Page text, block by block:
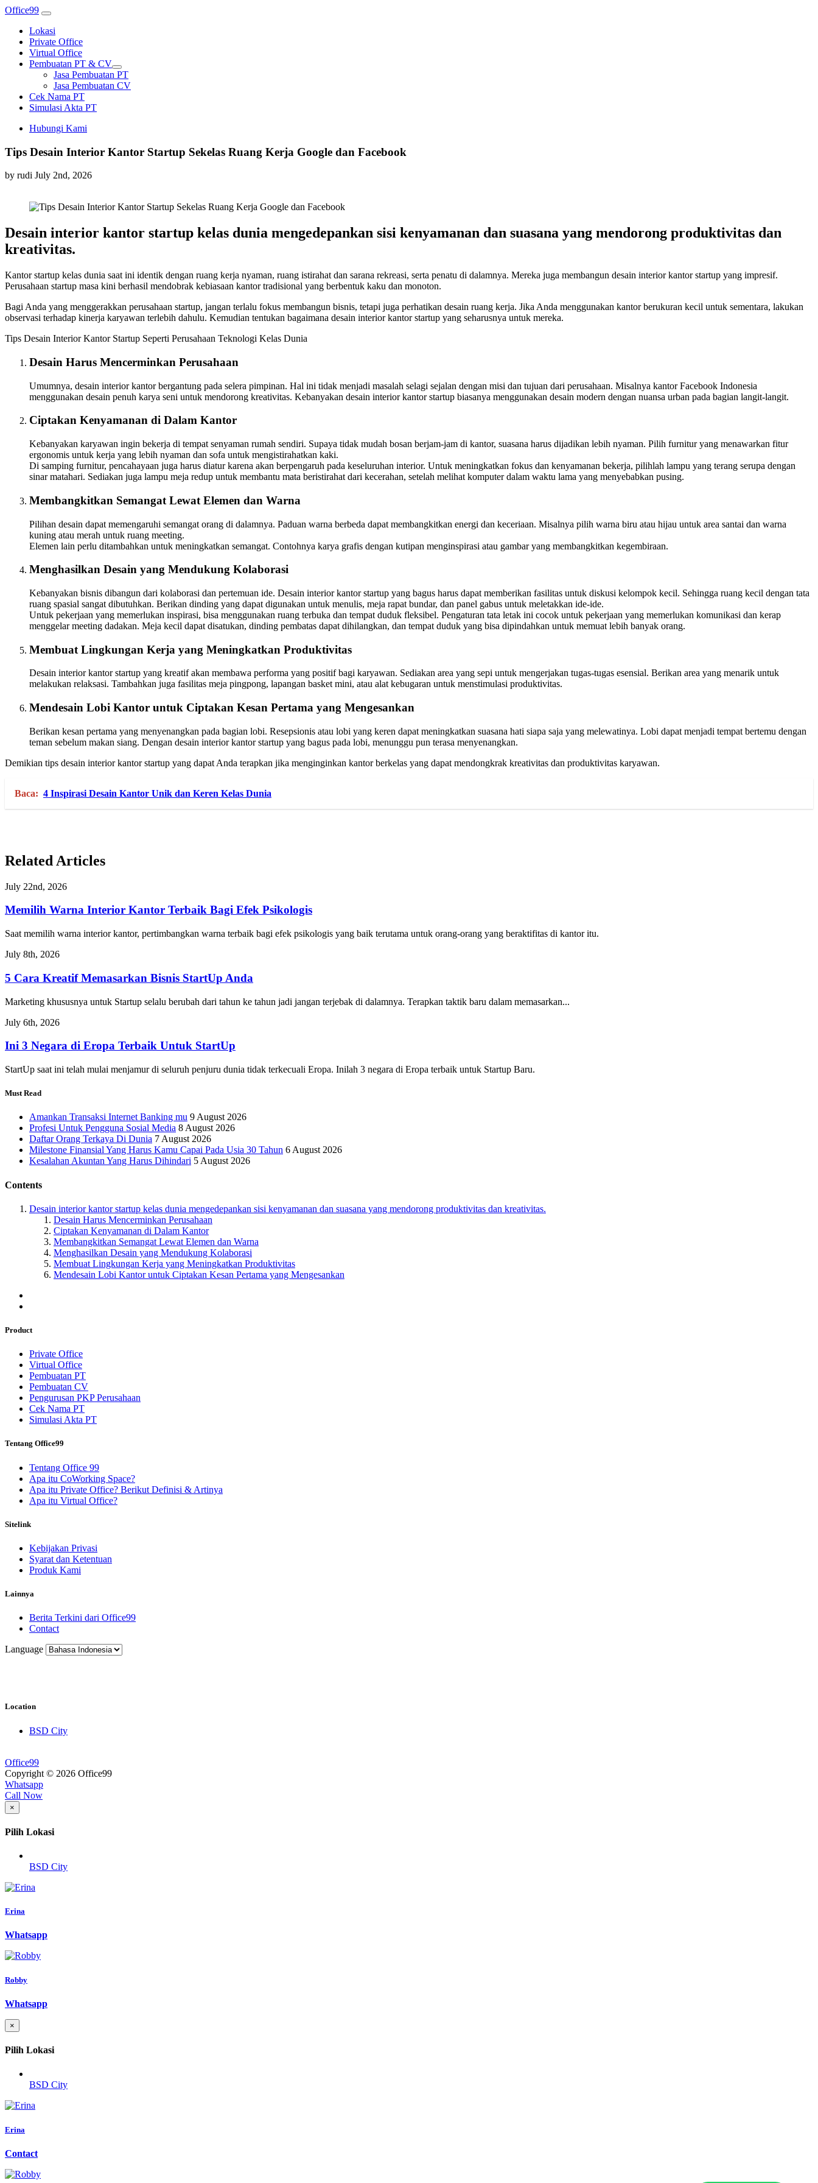
Office99
Lokasi
Private Office
Virtual Office
Pembuatan PT & CV
Jasa Pembuatan PT
Jasa Pembuatan CV
Cek Nama PT
Simulasi Akta PT
Hubungi Kami
Tips Desain Interior Kantor Startup Sekelas Ruang Kerja Google dan Facebook
by rudi July 2nd, 2026
Desain interior kantor startup kelas dunia mengedepankan sisi kenyamanan dan suasana yang mendorong produktivitas dan
kreativitas.
Kantor startup kelas dunia saat ini identik dengan ruang kerja nyaman, ruang istirahat dan sarana rekreasi, serta penatu di dalamnya. Mereka juga membangun desain interior kantor startup yang impresif.
Perusahaan startup masa kini berhasil mendobrak kebiasaan kantor tradisional yang berbentuk kaku dan monoton.
Bagi Anda yang menggerakkan perusahaan startup, jangan terlalu fokus membangun bisnis, tetapi juga perhatikan desain ruang kerja. Jika Anda menggunakan kantor berukuran kecil untuk sementara, lakukan
observasi terhadap kinerja karyawan terlebih dahulu. Kemudian tentukan bagaimana desain interior kantor startup yang seharusnya untuk mereka.
Tips Desain Interior Kantor Startup Seperti Perusahaan Teknologi Kelas Dunia
Desain Harus Mencerminkan Perusahaan
Umumnya, desain interior kantor bergantung pada selera pimpinan. Hal ini tidak menjadi masalah selagi sejalan dengan misi dan tujuan dari perusahaan. Misalnya kantor Facebook Indonesia
menggunakan desain penuh karya seni untuk mendorong kreativitas. Kebanyakan desain interior kantor startup biasanya menggunakan desain modern dengan nuansa urban pada bagian langit-langit.
Ciptakan Kenyamanan di Dalam Kantor
Kebanyakan karyawan ingin bekerja di tempat senyaman rumah sendiri. Supaya tidak mudah bosan berjam-jam di kantor, suasana harus dijadikan lebih nyaman. Pilih furnitur yang menawarkan fitur
ergonomis untuk kerja yang lebih nyaman dan sofa untuk mengistirahatkan kaki.
Di samping furnitur, pencahayaan juga harus diatur karena akan berpengaruh pada keseluruhan interior. Untuk meningkatkan fokus dan kenyamanan bekerja, pilihlah lampu yang terang serupa dengan
sinar matahari. Sediakan juga lampu meja redup untuk membantu mata beristirahat dari kecerahan, setelah melihat komputer dalam waktu lama yang menyebabkan pusing.
Membangkitkan Semangat Lewat Elemen dan Warna
Pilihan desain dapat memengaruhi semangat orang di dalamnya. Paduan warna berbeda dapat membangkitkan energi dan keceriaan. Misalnya pilih warna biru atau hijau untuk area santai dan warna
kuning atau merah untuk ruang meeting.
Elemen lain perlu ditambahkan untuk meningkatkan semangat. Contohnya karya grafis dengan kutipan menginspirasi atau gambar yang membangkitkan kegembiraan.
Menghasilkan Desain yang Mendukung Kolaborasi
Kebanyakan bisnis dibangun dari kolaborasi dan pertemuan ide. Desain interior kantor startup yang bagus harus dapat memberikan fasilitas untuk diskusi kelompok kecil. Sehingga ruang kecil dengan tata
ruang spasial sangat dibutuhkan. Berikan dinding yang dapat digunakan untuk menulis, meja rapat bundar, dan panel gabus untuk meletakkan ide-ide.
Untuk pekerjaan yang memerlukan inspirasi, bisa menggunakan ruang terbuka dan tempat duduk fleksibel. Pengaturan tata letak ini cocok untuk pekerjaan yang memerlukan komunikasi dan kerap
menggelar meeting dadakan. Meja kecil dapat disatukan, dinding pembatas dapat dihilangkan, dan tempat duduk yang bisa dipindahkan untuk memuat lebih banyak orang.
Membuat Lingkungan Kerja yang Meningkatkan Produktivitas
Desain interior kantor startup yang kreatif akan membawa performa yang positif bagi karyawan. Sediakan area yang sepi untuk mengerjakan tugas-tugas esensial. Berikan area yang menarik untuk
melakukan relaksasi. Tambahkan juga fasilitas meja pingpong, lapangan basket mini, atau alat kebugaran untuk menstimulasi produktivitas.
Mendesain Lobi Kantor untuk Ciptakan Kesan Pertama yang Mengesankan
Berikan kesan pertama yang menyenangkan pada bagian lobi. Resepsionis atau lobi yang keren dapat meningkatkan suasana hati siapa saja yang melewatinya. Lobi dapat menjadi tempat bertemu dengan
teman sebelum makan siang. Dengan desain interior kantor startup yang bagus pada lobi, menunggu pun terasa menyenangkan.
Demikian tips desain interior kantor startup yang dapat Anda terapkan jika menginginkan kantor berkelas yang dapat mendongkrak kreativitas dan produktivitas karyawan.
Baca: 4 Inspirasi Desain Kantor Unik dan Keren Kelas Dunia
Related Articles
July 22nd, 2026
Memilih Warna Interior Kantor Terbaik Bagi Efek Psikologis
Saat memilih warna interior kantor, pertimbangkan warna terbaik bagi efek psikologis yang baik terutama untuk orang-orang yang beraktifitas di kantor itu.
July 8th, 2026
5 Cara Kreatif Memasarkan Bisnis StartUp Anda
Marketing khususnya untuk Startup selalu berubah dari tahun ke tahun jadi jangan terjebak di dalamnya. Terapkan taktik baru dalam memasarkan...
July 6th, 2026
Ini 3 Negara di Eropa Terbaik Untuk StartUp
StartUp saat ini telah mulai menjamur di seluruh penjuru dunia tidak terkecuali Eropa. Inilah 3 negara di Eropa terbaik untuk Startup Baru.
Must Read
Amankan Transaksi Internet Banking mu 9 August 2026
Profesi Untuk Pengguna Sosial Media 8 August 2026
Daftar Orang Terkaya Di Dunia 7 August 2026
Milestone Finansial Yang Harus Kamu Capai Pada Usia 30 Tahun 6 August 2026
Kesalahan Akuntan Yang Harus Dihindari 5 August 2026
Contents
Desain interior kantor startup kelas dunia mengedepankan sisi kenyamanan dan suasana yang mendorong produktivitas dan kreativitas.
Desain Harus Mencerminkan Perusahaan
Ciptakan Kenyamanan di Dalam Kantor
Membangkitkan Semangat Lewat Elemen dan Warna
Menghasilkan Desain yang Mendukung Kolaborasi
Membuat Lingkungan Kerja yang Meningkatkan Produktivitas
Mendesain Lobi Kantor untuk Ciptakan Kesan Pertama yang Mengesankan
Product
Private Office
Virtual Office
Pembuatan PT
Pembuatan CV
Pengurusan PKP Perusahaan
Cek Nama PT
Simulasi Akta PT
Tentang Office99
Tentang Office 99
Apa itu CoWorking Space?
Apa itu Private Office? Berikut Definisi & Artinya
Apa itu Virtual Office?
Sitelink
Kebijakan Privasi
Syarat dan Ketentuan
Produk Kami
Lainnya
Berita Terkini dari Office99
Contact
Language
Location
BSD City
Office99
Copyright © 2026 Office99
Whatsapp
Call Now
×
Pilih Lokasi
BSD City
Erina
Whatsapp
Robby
Whatsapp
×
Pilih Lokasi
BSD City
Erina
Contact